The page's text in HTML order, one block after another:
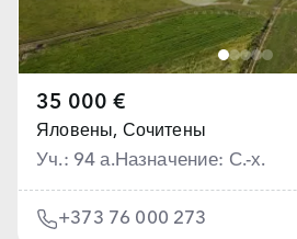
35 000 €
Яловены, Сочитены
Уч.: 94 а.Назначение: С.-х.
+373 76 000 273